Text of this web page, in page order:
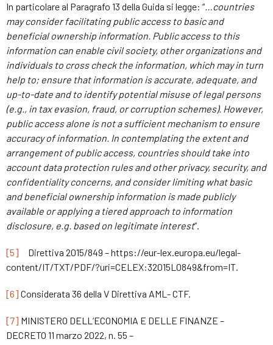
In particolare al Paragrafo 13 della Guida si legge: “…countries
may consider facilitating public access to basic and
beneficial ownership information. Public access to this
information can enable civil society, other organizations and
individuals to cross check the information, which may in turn
help to; ensure that information is accurate, adequate, and
up-to-date and to identify potential misuse of legal persons
(e.g., in tax evasion, fraud, or corruption schemes). However,
public access alone is not a sufficient mechanism to ensure
accuracy of information. In contemplating the extent and
arrangement of public access, countries should take into
account data protection rules and other privacy, security, and
confidentiality concerns, and consider limiting what basic
and beneficial ownership information is made publicly
available or applying a tiered approach to information
disclosure, e.g. based on legitimate interest”.
[5] Direttiva 2015/849 – https://eur-lex.europa.eu/legal-
content/IT/TXT/PDF/?uri=CELEX:32015L0849&from=IT.
[6] Considerata 36 della V Direttiva AML- CTF.
[7] MINISTERO DELL’ECONOMIA E DELLE FINANZE –
DECRETO 11 marzo 2022, n. 55 –